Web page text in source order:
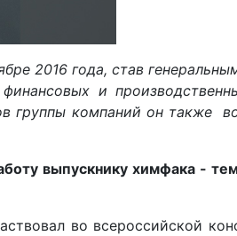
2016 года, став
и
группы компаний он также
выпускнику химфака -
во всероссийской